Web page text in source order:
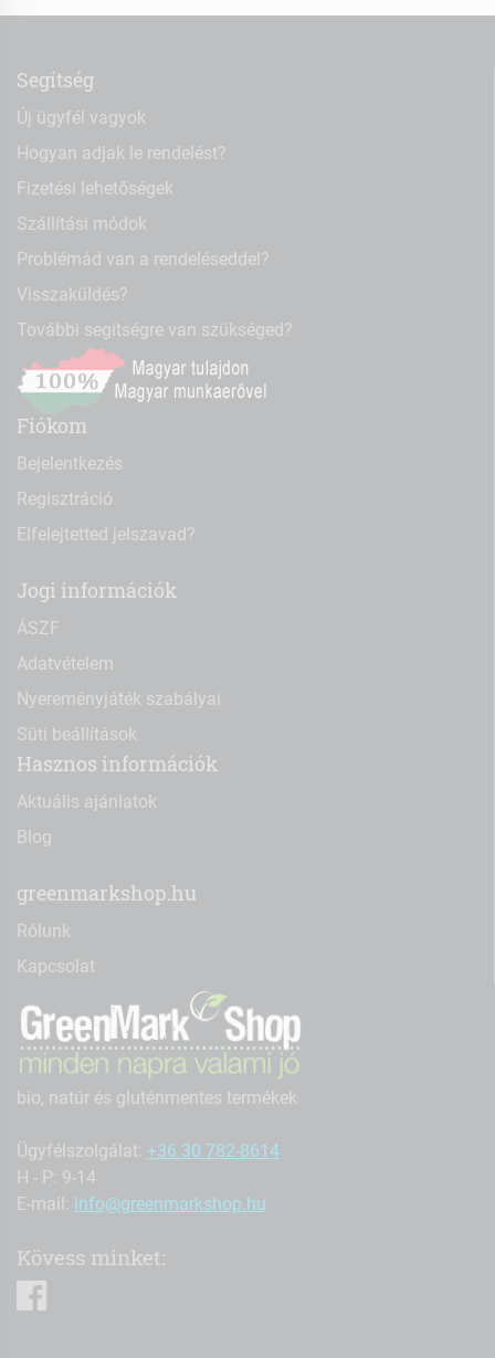
Segítség
Új ügyfél vagyok
Hogyan adjak le rendelést?
Fizetési lehetőségek
Szállítási módok
Problémád van a rendeléseddel?
Visszaküldés?
További segítségre van szükséged?
Fiókom
Bejelentkezés
Regisztráció
Elfelejtetted jelszavad?
Jogi információk
ÁSZF
Adatvételem
Nyereményjáték szabályai
Süti beállítások
Hasznos információk
Aktuális ajánlatok
Blog
greenmarkshop.hu
Rólunk
Kapcsolat
bio, natúr és gluténmentes termékek
Ügyfélszolgálat: +36 30 782-8614
H - P: 9-14
E-mail: info@greenmarkshop.hu
Kövess minket: